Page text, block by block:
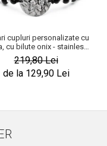
cupluri personalizate cu
cu bilute onix - stainless
steel
219,80 Lei
de la 129,90 Lei